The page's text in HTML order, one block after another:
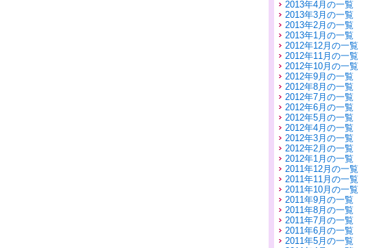
2013年4月の一覧
2013年3月の一覧
2013年2月の一覧
2013年1月の一覧
2012年12月の一覧
2012年11月の一覧
2012年10月の一覧
2012年9月の一覧
2012年8月の一覧
2012年7月の一覧
2012年6月の一覧
2012年5月の一覧
2012年4月の一覧
2012年3月の一覧
2012年2月の一覧
2012年1月の一覧
2011年12月の一覧
2011年11月の一覧
2011年10月の一覧
2011年9月の一覧
2011年8月の一覧
2011年7月の一覧
2011年6月の一覧
2011年5月の一覧